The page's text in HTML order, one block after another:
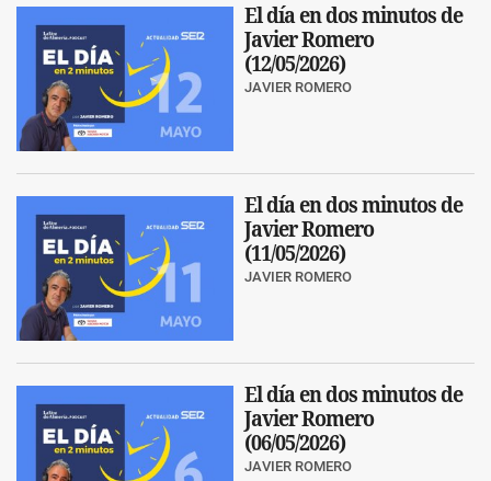
El día en dos minutos de
Javier Romero
(12/05/2026)
JAVIER ROMERO
El día en dos minutos de
Javier Romero
(11/05/2026)
JAVIER ROMERO
El día en dos minutos de
Javier Romero
(06/05/2026)
JAVIER ROMERO